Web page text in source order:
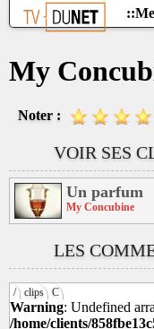
/ clips C
Warning: Undefined
/home/clients/
My
Noter :
VOIR SES
Un parfum
My Concubine
LES